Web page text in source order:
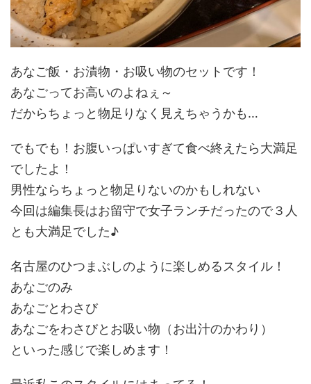
あなご飯・お漬物・お吸い物のセットです！
あなごってお高いのよねぇ～
だからちょっと物足りなく見えちゃうかも…
でもでも！お腹いっぱいすぎて食べ終えたら大満足
でしたよ！
男性ならちょっと物足りないのかもしれない
今回は編集長はお留守で女子ランチだったので３人
とも大満足でした♪
名古屋のひつまぶしのように楽しめるスタイル！
あなごのみ
あなごとわさび
あなごをわさびとお吸い物（お出汁のかわり）
といった感じで楽しめます！